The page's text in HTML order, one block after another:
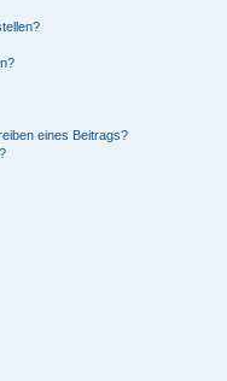
eines Beitrags?